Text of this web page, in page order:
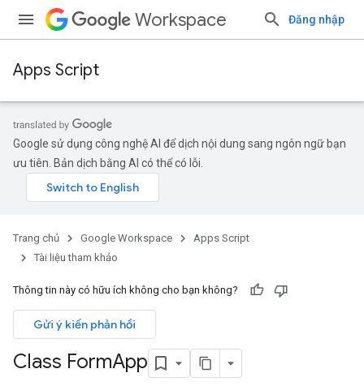
Workspace Đăng nhập
Apps Script
Google sử dụng công nghệ AI để dịch nội dung sang ngôn ngữ bạn
ưu tiên. Bản dịch bằng AI có thể có lỗi.
Trang chủ Google Workspace
Apps Script
Tài liệu tham khảo
Thông tin này có hữu ích không cho bạn không?
Gửi ý kiến phản hồi
Class FormApp